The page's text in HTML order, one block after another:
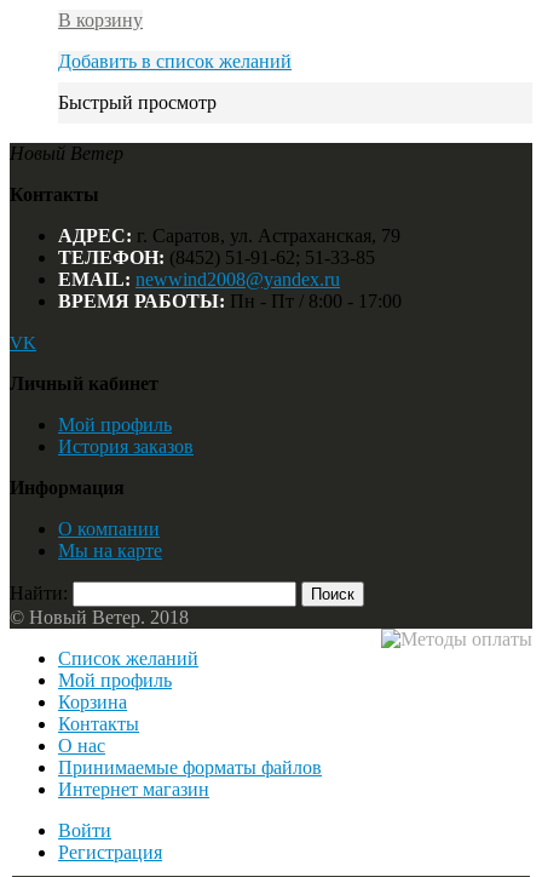
В корзину
Добавить в список желаний
Быстрый просмотр
Новый Ветер
Контакты
АДРЕС: г. Саратов, ул. Астраханская, 79
ТЕЛЕФОН: (8452) 51-91-62; 51-33-85
EMAIL: newwind2008@yandex.ru
ВРЕМЯ РАБОТЫ: Пн - Пт / 8:00 - 17:00
VK
Личный кабинет
Мой профиль
История заказов
Информация
О компании
Мы на карте
Найти:
© Новый Ветер. 2018
Список желаний
Мой профиль
Корзина
Контакты
О нас
Принимаемые форматы файлов
Интернет магазин
Войти
Регистрация